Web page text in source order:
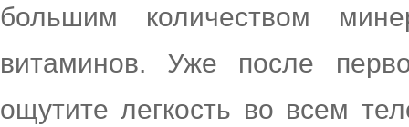
большим количеством
витаминов. Уже после
ощутите легкость во всем